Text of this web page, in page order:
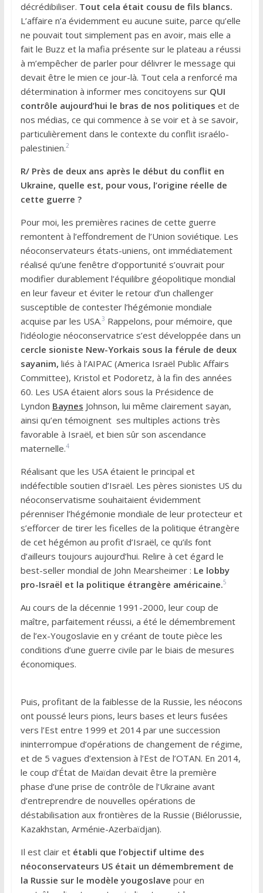
décrédibiliser. Tout cela était cousu de fils blancs.
L’affaire n’a évidemment eu aucune suite, parce qu’elle
ne pouvait tout simplement pas en avoir, mais elle a
fait le Buzz et la mafia présente sur le plateau a réussi
à m’empêcher de parler pour délivrer le message qui
devait être le mien ce jour-là. Tout cela a renforcé ma
détermination à informer mes concitoyens sur QUI
contrôle aujourd’hui le bras de nos politiques et de
nos médias, ce qui commence à se voir et à se savoir,
particulièrement dans le contexte du conflit israélo-
palestinien.2
R/ Près de deux ans après le début du conflit en
Ukraine, quelle est, pour vous, l’origine réelle de
cette guerre ?
Pour moi, les premières racines de cette guerre
remontent à l’effondrement de l’Union soviétique. Les
néoconservateurs états-uniens, ont immédiatement
réalisé qu’une fenêtre d’opportunité s’ouvrait pour
modifier durablement l’équilibre géopolitique mondial
en leur faveur et éviter le retour d’un challenger
susceptible de contester l’hégémonie mondiale
acquise par les USA.3 Rappelons, pour mémoire, que
l’idéologie néoconservatrice s’est développée dans un
cercle sioniste New-Yorkais sous la férule de deux
sayanim, liés à l’AIPAC (America Israël Public Affairs
Committee), Kristol et Podoretz, à la fin des années
60. Les USA étaient alors sous la Présidence de
Lyndon Baynes Johnson, lui même clairement sayan,
ainsi qu’en témoignent ses multiples actions très
favorable à Israël, et bien sûr son ascendance
maternelle.4
Réalisant que les USA étaient le principal et
indéfectible soutien d’Israël. Les pères sionistes US du
néoconservatisme souhaitaient évidemment
pérenniser l’hégémonie mondiale de leur protecteur et
s’efforcer de tirer les ficelles de la politique étrangère
de cet hégémon au profit d’Israël, ce qu’ils font
d’ailleurs toujours aujourd’hui. Relire à cet égard le
best-seller mondial de John Mearsheimer : Le lobby
pro-Israël et la politique étrangère américaine.5
Au cours de la décennie 1991-2000, leur coup de
maître, parfaitement réussi, a été le démembrement
de l’ex-Yougoslavie en y créant de toute pièce les
conditions d’une guerre civile par le biais de mesures
économiques.
Puis, profitant de la faiblesse de la Russie, les néocons
ont poussé leurs pions, leurs bases et leurs fusées
vers l’Est entre 1999 et 2014 par une succession
ininterrompue d’opérations de changement de régime,
et de 5 vagues d’extension à l’Est de l’OTAN. En 2014,
le coup d’État de Maïdan devait être la première
phase d’une prise de contrôle de l’Ukraine avant
d’entreprendre de nouvelles opérations de
déstabilisation aux frontières de la Russie (Biélorussie,
Kazakhstan, Arménie-Azerbaïdjan).
Il est clair et établi que l’objectif ultime des
néoconservateurs US était un démembrement de
la Russie sur le modèle yougoslave pour en